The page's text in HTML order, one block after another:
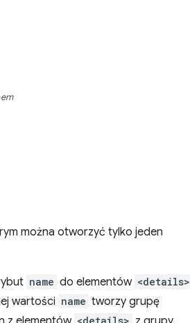
można otworzyć tylko jeden
name do elementów <details>
wartości name tworzy grupę